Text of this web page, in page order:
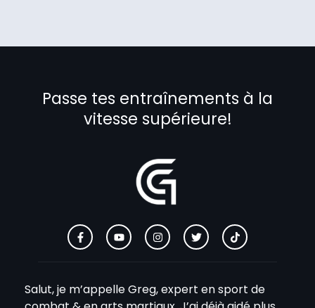
Passe tes entraînements à la
vitesse supérieure!
Salut, je m’appelle Greg, expert en sport de